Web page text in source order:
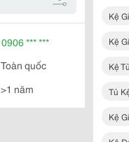
0906 *** ***
Toàn quốc
>1 năm
Kệ
Kệ
Kệ
Tủ
Kệ